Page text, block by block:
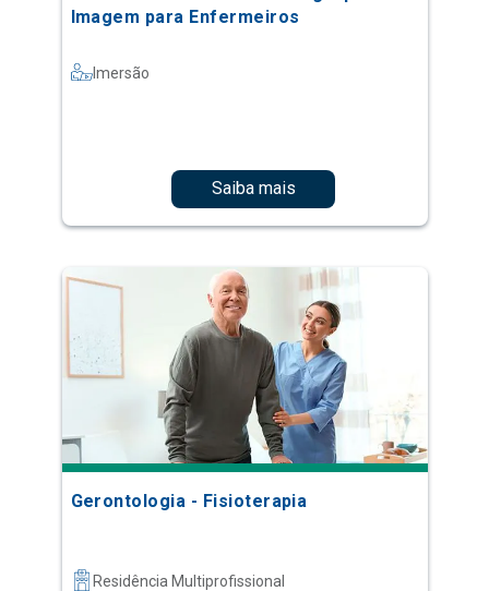
Imagem para Enfermeiros
Imersão
Saiba mais
Gerontologia - Fisioterapia
Residência Multiprofissional